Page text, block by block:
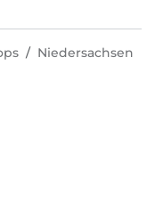
Niedersachsen